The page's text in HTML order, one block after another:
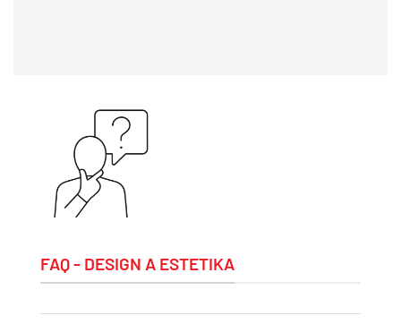
FAQ - DESIGN A ESTETIKA